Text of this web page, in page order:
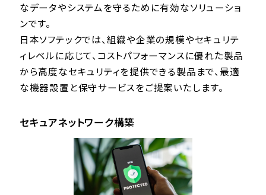
なデータやシステムを守るために有効なソリューショ
ンです。
日本ソフテックでは、組織や企業の規模やセキュリテ
ィレベルに応じて、コストパフォーマンスに優れた製品
から高度なセキュリティを提供できる製品まで、最適
な機器設置と保守サービスをご提案いたします。
セキュアネットワーク構築